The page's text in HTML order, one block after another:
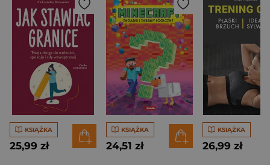
KSIĄŻKA
25,99 zł
KSIĄŻKA
24,51 zł
KSIĄŻKA
26,99 zł